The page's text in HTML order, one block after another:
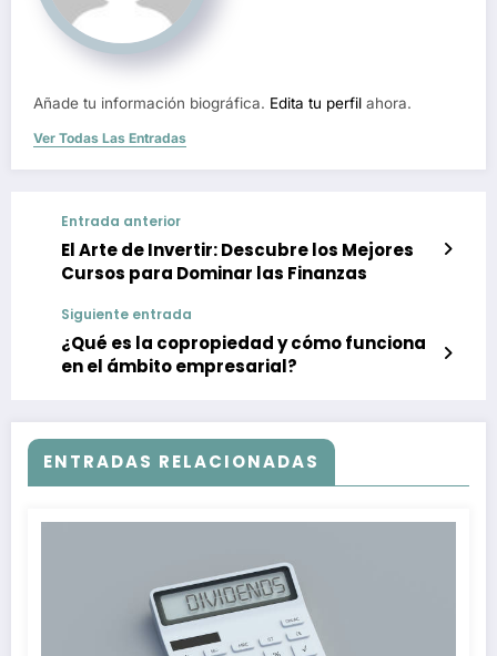
Añade tu información biográfica. Edita tu perfil ahora.
Ver Todas Las Entradas
Entrada anterior
El Arte de Invertir: Descubre los Mejores
Cursos para Dominar las Finanzas
Siguiente entrada
¿Qué es la copropiedad y cómo funciona
en el ámbito empresarial?
ENTRADAS RELACIONADAS